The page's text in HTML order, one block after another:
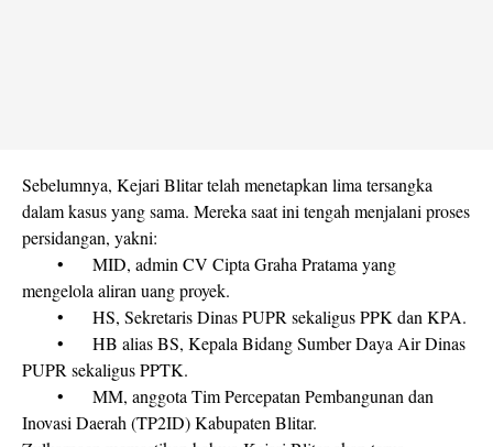
Sebelumnya, Kejari Blitar telah menetapkan lima tersangka
dalam kasus yang sama. Mereka saat ini tengah menjalani proses
persidangan, yakni:
•
MID, admin CV Cipta Graha Pratama yang
mengelola aliran uang proyek.
•
HS, Sekretaris Dinas PUPR sekaligus PPK dan KPA.
•
HB alias BS, Kepala Bidang Sumber Daya Air Dinas
PUPR sekaligus PPTK.
•
MM, anggota Tim Percepatan Pembangunan dan
Inovasi Daerah (TP2ID) Kabupaten Blitar.